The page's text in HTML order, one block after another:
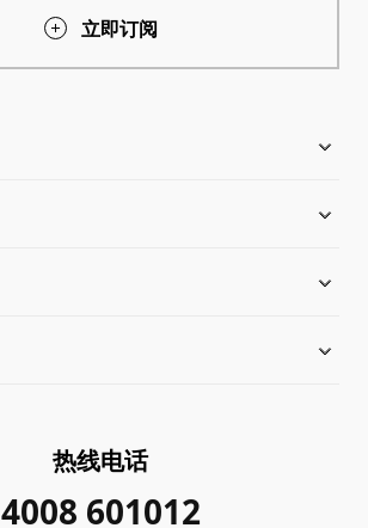
立即订阅
热线电话
4008 601012